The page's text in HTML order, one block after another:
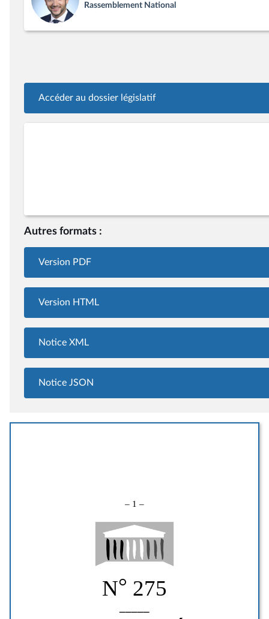
Rassemblement National
Accéder au dossier législatif
Autres formats :
Version PDF
Version HTML
Notice XML
Notice JSON